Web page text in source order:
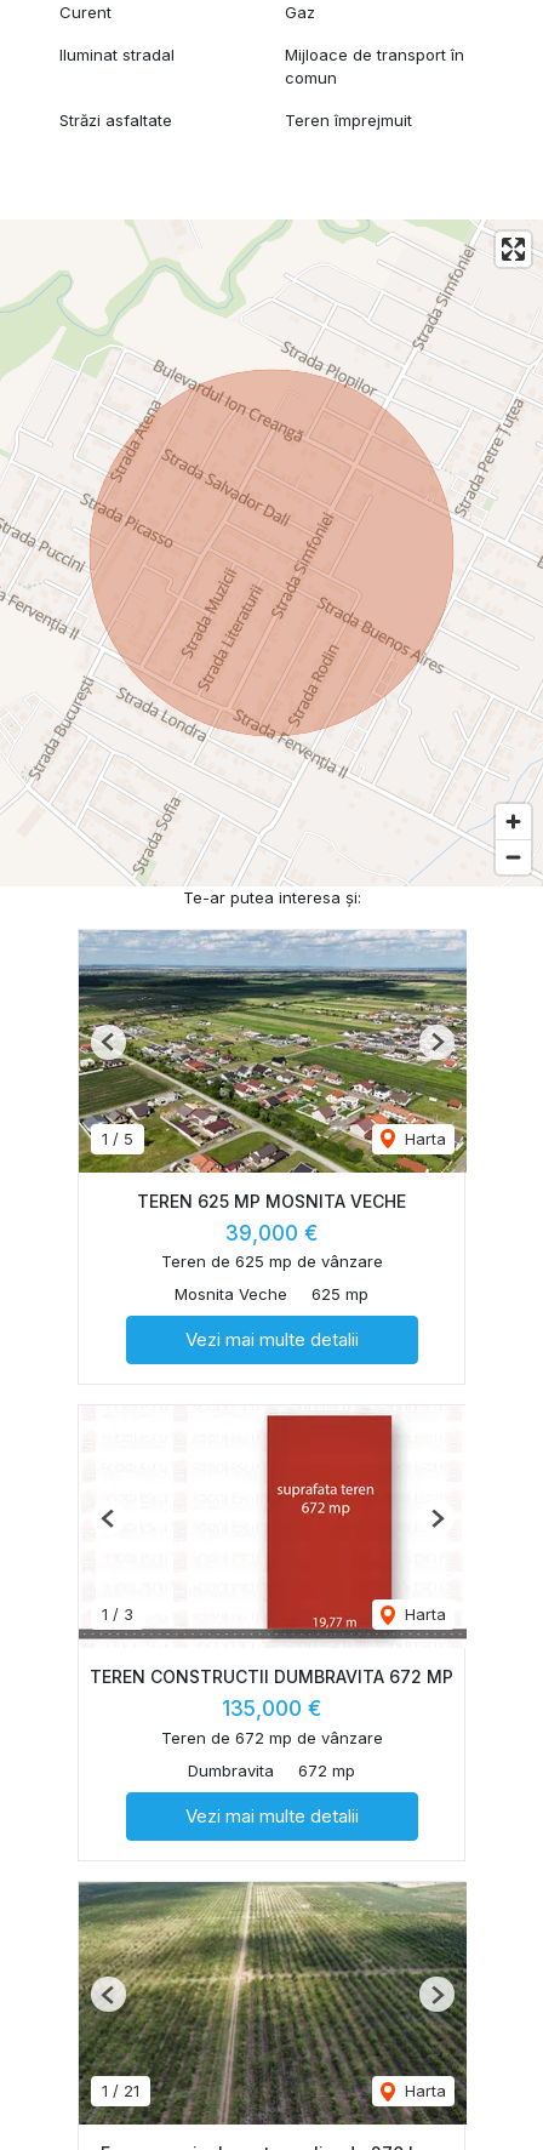
Curent Gaz
Iluminat stradal
Mijloace de transport în
comun
Străzi asfaltate Teren împrejmuit
Te-ar putea interesa și:
1 / 5 Harta
Previous Next
TEREN 625 MP MOSNITA VECHE
39,000 €
Teren de 625 mp de vânzare
Mosnita Veche
625 mp
Vezi mai multe detalii
1 / 3 Harta
Previous Next
TEREN CONSTRUCTII DUMBRAVITA 672 MP
135,000 €
Teren de 672 mp de vânzare
Dumbravita
672 mp
Vezi mai multe detalii
1 / 21 Harta
Previous Next